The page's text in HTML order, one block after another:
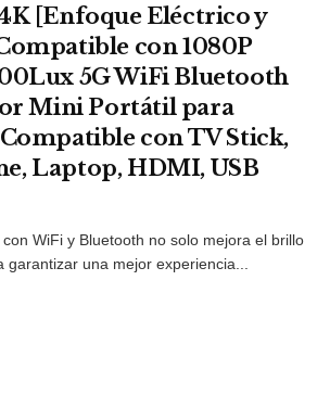
[Enfoque Eléctrico y
con 1080P
5G WiFi Bluetooth
Mini Portátil para
con TV Stick,
Laptop, HDMI, USB
WiFi y Bluetooth no solo mejora el brillo
garantizar una mejor experiencia...